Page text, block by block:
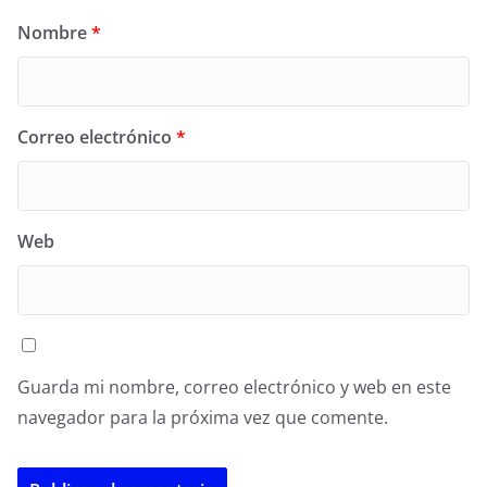
Nombre*
Correo electrónico *
Web
Guarda mi nombre, correo electrónico y web en este
navegador para la próxima vez que comente.